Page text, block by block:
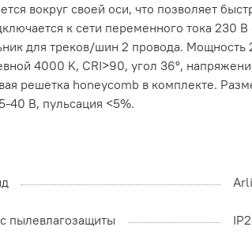
вокруг своей оси, что позволяет
к сети переменного тока 230
для треков/шин 2 провода. Мощность
4000 K, CRI>90, угол 36°,
решетка honeycomb в комплекте.
40 В, пульсация <5%.
пылевлагозащиты